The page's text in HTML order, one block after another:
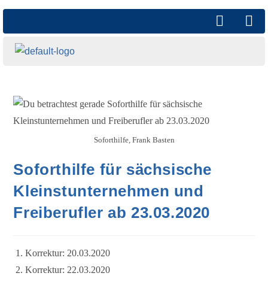
Soforthilfe, Frank Basten
Soforthilfe für sächsische
Kleinstunternehmen und
Freiberufler ab 23.03.2020
Korrektur: 20.03.2020
Korrektur: 22.03.2020